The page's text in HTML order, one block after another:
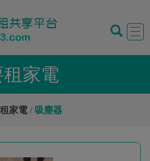
家電
家電 吸塵器